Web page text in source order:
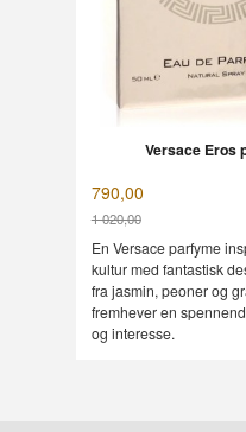
Versace Eros
790,00
1 020,00
Rabatt
En Versace parfyme
kultur med fantastisk
fra jasmin, peoner og
fremhever en
og interesse.